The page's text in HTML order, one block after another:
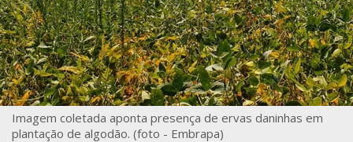
Imagem coletada aponta presença de ervas daninhas em
plantação de algodão. (foto - Embrapa)